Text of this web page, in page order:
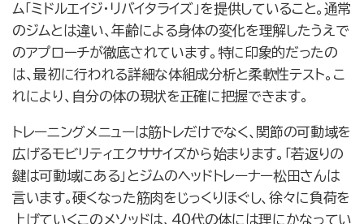
ム「ミドルエイジ・リバイタライズ」を提供していること。通常
のジムとは違い、年齢による身体の変化を理解したうえで
のアプローチが徹底されています。特に印象的だったの
は、最初に行われる詳細な体組成分析と柔軟性テスト。こ
れにより、自分の体の現状を正確に把握できます。
トレーニングメニューは筋トレだけでなく、関節の可動域を
広げるモビリティエクササイズから始まります。「若返りの
鍵は可動域にある」とジムのヘッドトレーナー松田さんは
言います。硬くなった筋肉をじっくりほぐし、徐々に負荷を
上げていくこのメソッドは、40代の体には理にかなってい